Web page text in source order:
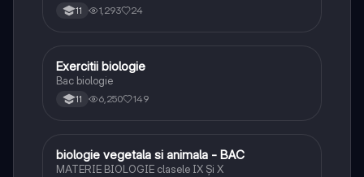
11 1,293 24
Biologie
Exercitii biologie
Bac biologie
11 6,250 149
Biologie
biologie vegetala si animala - BAC
MATERIE BIOLOGIE clasele IX Şi X